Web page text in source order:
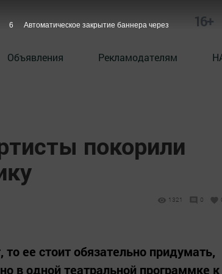
16+
Объявления Рекламодателям
покорили
1321 0
ее стоит обязательно придумать,
в одной театральной программке к
5 Автоматическое закрытие баннера через